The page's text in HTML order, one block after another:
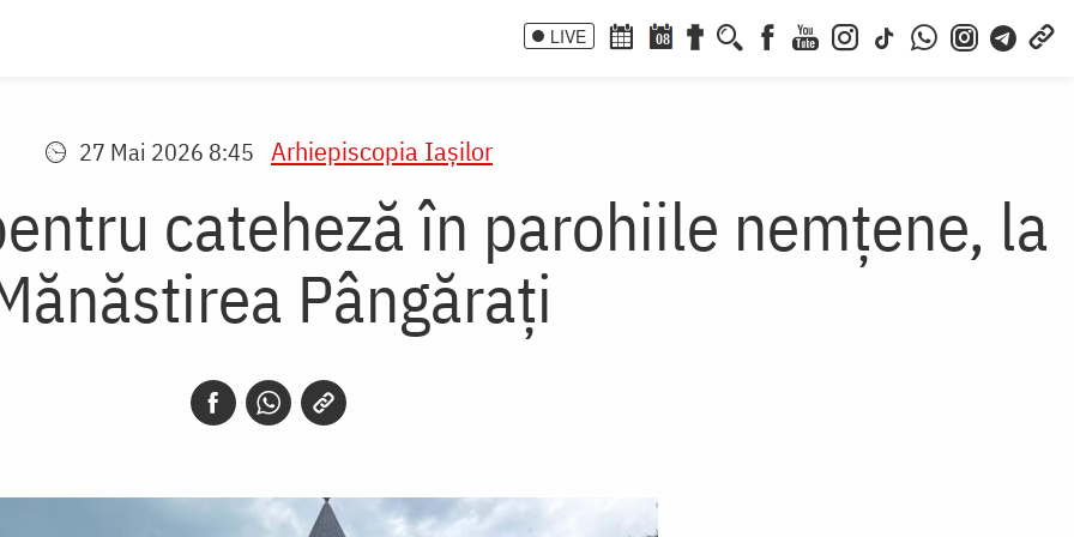
LIVE 08
27 Mai 2026 8:45 Arhiepiscopia Iaşilor
cateheză în parohiile nemțene, la
Pângărați